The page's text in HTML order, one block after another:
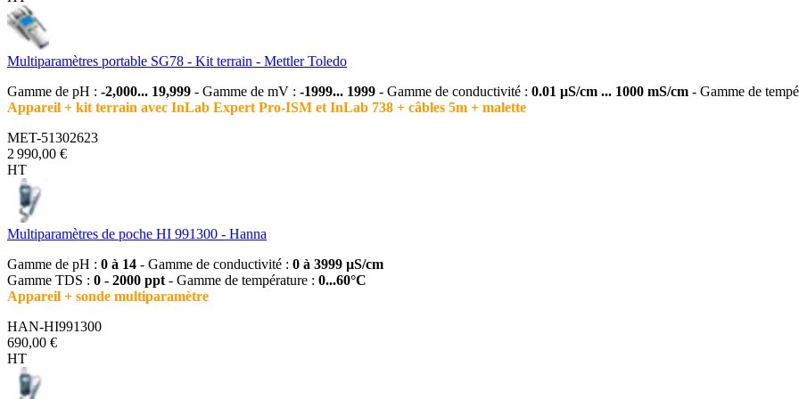
Multiparamètres portable SG78 - Kit terrain - Mettler Toledo
Gamme de pH : -2,000... 19,999 - Gamme de mV : -1999... 1999 - Gamme de conductivité : 0.01 μS/cm ... 1000 mS/cm - Gamme de
Appareil + kit terrain avec InLab Expert Pro-ISM et InLab 738 + câbles 5m + malette
MET-51302623
2 990,00 €
HT
Multiparamètres de poche HI 991300 - Hanna
Gamme de pH : 0 à 14 - Gamme de conductivité : 0 à 3999 µS/cm
Gamme TDS : 0 - 2000 ppt - Gamme de température : 0...60°C
Appareil + sonde multiparamètre
HAN-HI991300
690,00 €
HT